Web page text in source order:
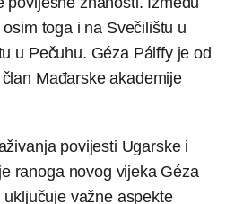
toga i na Svečilištu u
u Pečuhu. Géza Pálffy je od
Mađarske akademije
povijesti Ugarske i
ranoga novog vijeka Géza
važne aspekte